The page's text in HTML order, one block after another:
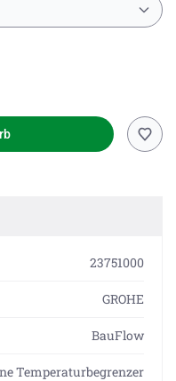
23751000
GROHE
BauFlow
Temperaturbegrenzer